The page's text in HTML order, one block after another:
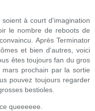
à court d'imagination
le nombre de reboots de
Après Terminator
et bien d'autres, voici
êtes toujours fan du gros
prochain par la sortie
pouvez toujours regarder
bestioles.
queeeeee.